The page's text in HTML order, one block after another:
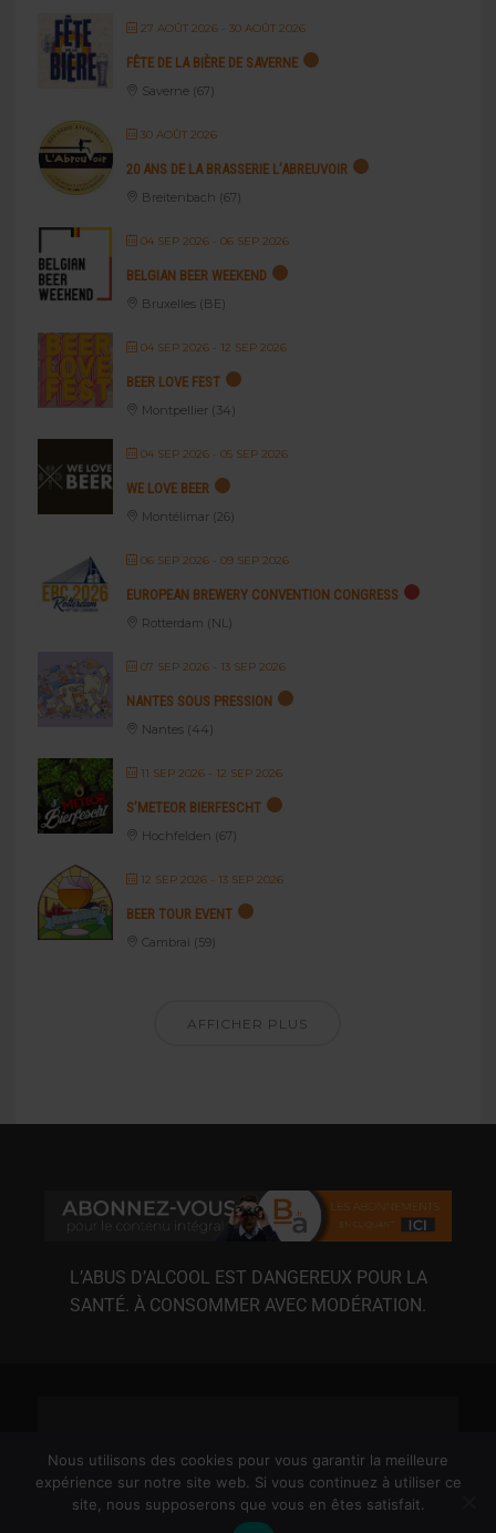
27 AOÛT 2026- 30 AOÛT 2026
FÊTE DE LA BIÈRE DE SAVERNE
Saverne (67)
30 AOÛT 2026
20 ANS DE LA BRASSERIE L’ABREUVOIR
Breitenbach (67)
04 SEP 2026- 06 SEP 2026
BELGIAN BEER WEEKEND
Bruxelles (BE)
04 SEP 2026- 12 SEP 2026
BEER LOVE FEST
Montpellier (34)
04 SEP 2026- 05 SEP 2026
WE LOVE BEER
Montélimar (26)
06 SEP 2026- 09 SEP 2026
EUROPEAN BREWERY CONVENTION CONGRESS
Rotterdam (NL)
07 SEP 2026- 13 SEP 2026
NANTES SOUS PRESSION
Nantes (44)
11 SEP 2026- 12 SEP 2026
S’METEOR BIERFESCHT
Hochfelden (67)
12 SEP 2026- 13 SEP 2026
BEER TOUR EVENT
Cambrai (59)
AFFICHER PLUS
L’ABUS D’ALCOOL EST DANGEREUX POUR LA
SANTÉ. À CONSOMMER AVEC MODÉRATION.
MENTIONS LÉGALES
Nous utilisons des cookies pour vous garantir la meilleure
expérience sur notre site web. Si vous continuez à utiliser ce
site, nous supposerons que vous en êtes satisfait.